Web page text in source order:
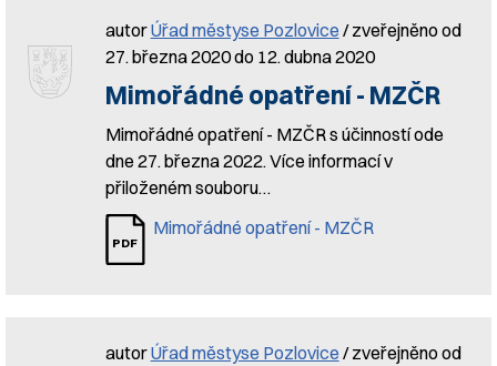
autorÚřad městyse Pozlovice / zveřejněno od
27. března 2020 do 12. dubna 2020
Mimořádné opatření - MZČR
Mimořádné opatření - MZČR s účinností ode
dne 27. března 2022. Více informací v
přiloženém souboru…
Mimořádné opatření - MZČR
autorÚřad městyse Pozlovice / zveřejněno od